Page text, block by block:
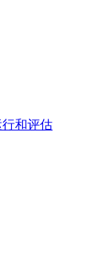
行和评估